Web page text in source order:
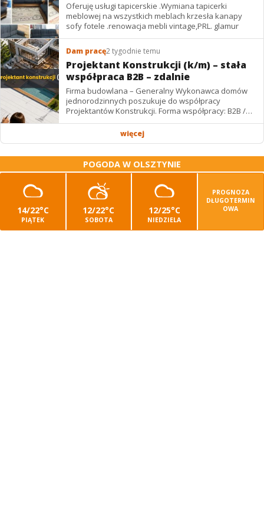
Oferuję usługi tapicerskie .Wymiana tapicerki
meblowej na wszystkich meblach krzesła kanapy
sofy fotele .renowacja mebli vintage,PRL. glamur
Dam pracę2 tygodnie temu
Projektant Konstrukcji (k/m) – stała
współpraca B2B – zdalnie
Firma budowlana – Generalny Wykonawca domów
jednorodzinnych poszukuje do współpracy
Projektantów Konstrukcji. Forma współpracy: B2B /
podwykonawstwo – zdalnie. Wynagrodzenie: ✔
więcej
POGODA W OLSZTYNIE
14/22°C
PIĄTEK
12/22°C
SOBOTA
12/25°C
NIEDZIELA
PROGNOZA
DŁUGOTERMIN
OWA